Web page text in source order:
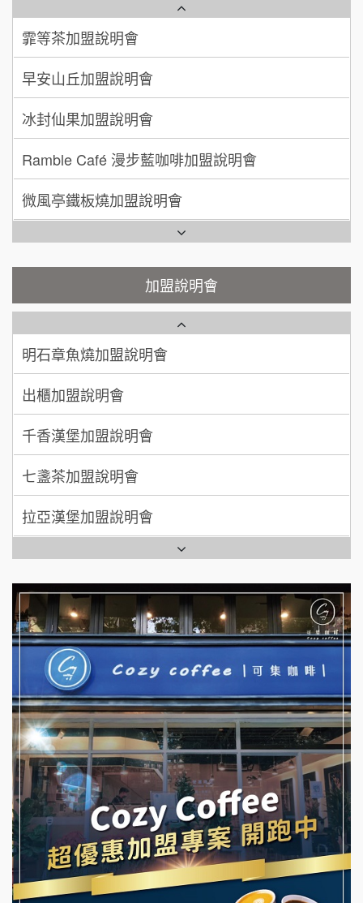
加盟預算 100萬~300萬
呂 先生/小姐 新竹市
加盟預算
顏 先生/小姐
加盟預算 100萬 ~ 200萬
廖 先生/小姐
加盟預算 200萬~300萬
早安山丘加盟說明會
冰封仙果加盟說明會
Ramble Café 漫步藍咖啡加盟說明會
微風亭鐵板燒加盟說明會
鮮茶道加盟說明會
【曉妍美妝】誠徵行政櫃檯
自助洗衣店誠徵代洗收送人員(台中市)
MUSHEN徵SPA美容芳療師
日十。早午食加盟說明會
拾鑶火鍋加盟說明會
全家加盟說明會
台灣G湯加盟說明會
彭富貴加盟說明會
NU PASTA義大利麵加盟說明會
潮鍋癮加盟說明會
蓁伙烤倆吃加盟說明會
霏等茶加盟說明會
早安山丘加盟說明會
冰封仙果加盟說明會
Ramble Café 漫步藍咖啡加盟說明會
微風亭鐵板燒加盟說明會
鮮茶道加盟說明會
加盟說明會
手作功夫茶加盟說明會
SHARE TEA歇腳亭加盟說明會
潮味決-湯滷專門店加盟說明會
鬍子茶加盟說明會
鮮茶道加盟說明會
微風亭鐵板燒加盟說明會
漫步藍咖啡加盟說明會
明石章魚燒加盟說明會
出櫃加盟說明會
千香漢堡加盟說明會
七盞茶加盟說明會
拉亞漢堡加盟說明會
杜芳子古味茶鋪加盟說明會
優握握×酸奶大獅加盟說明會
冬城門加盟說明會
拾鑶火鍋加盟說明會
阿性情趣無人販售所加盟明會
龍涎居好湯加盟說明會
舒油頭加盟說明會
韓金量加盟說明會
義氣豐發雞加盟說明會
Mr.Wish加盟說明會